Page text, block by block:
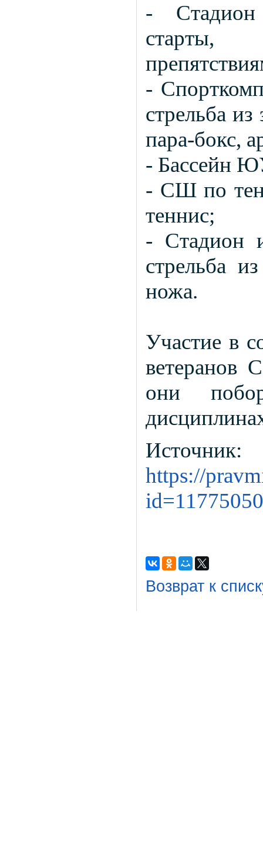
-
старты,
-
стрельба
пара-бокс,
- Бассейн
- СШ по
теннис;
- Стадион
стрельба
ножа.
Участие в
ветеранов
они
Источник:
https://
id=11775050
Возврат к